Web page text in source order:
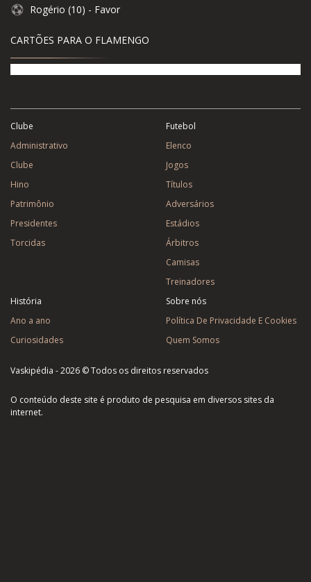
Rogério (10) - Favor
CARTÕES PARA O FLAMENGO
Clube
Administrativo
Clube
Hino
Patrimônio
Presidentes
Torcidas
Futebol
Elenco
Jogos
Títulos
Adversários
Estádios
Árbitros
Camisas
Treinadores
História
Ano a ano
Curiosidades
Sobre nós
Política De Privacidade E Cookies
Quem Somos
Vaskipédia - 2026 © Todos os direitos reservados
O conteúdo deste site é produto de pesquisa em diversos sites da
internet.